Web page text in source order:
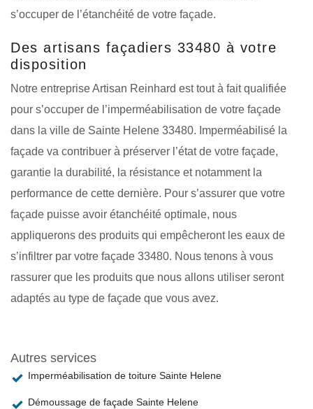
s’occuper de l’étanchéité de votre façade.
Des artisans façadiers 33480 à votre
disposition
Notre entreprise Artisan Reinhard est tout à fait qualifiée
pour s’occuper de l’imperméabilisation de votre façade
dans la ville de Sainte Helene 33480. Imperméabilisé la
façade va contribuer à préserver l’état de votre façade,
garantie la durabilité, la résistance et notamment la
performance de cette dernière. Pour s’assurer que votre
façade puisse avoir étanchéité optimale, nous
appliquerons des produits qui empêcheront les eaux de
s’infiltrer par votre façade 33480. Nous tenons à vous
rassurer que les produits que nous allons utiliser seront
adaptés au type de façade que vous avez.
Autres services
Imperméabilisation de toiture Sainte Helene
Démoussage de façade Sainte Helene